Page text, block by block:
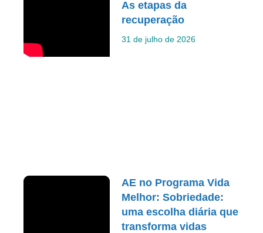
As etapas da
recuperação
31 de julho de 2026
AE no Programa Vida
Melhor: Sobriedade:
uma escolha diária que
transforma vidas